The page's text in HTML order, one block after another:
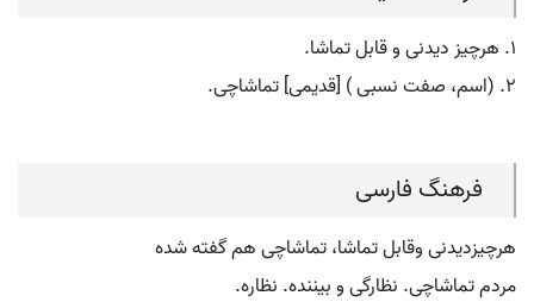
۱. هرچیز دیدنی و قابل تماشا.
۲. (اسم، صفت نسبی ) [قدیمی] تماشاچی.
فرهنگ فارسی
هرچیزدیدنی وقابل تماشا، تماشاچی هم گفته شده
مردم تماشاچی. نظارگی و بیننده. نظاره.